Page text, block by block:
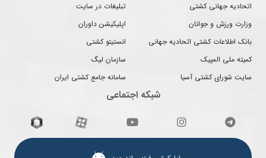
اتحادیه جهانی کشتی
وزارت ورزش و جوانان
بانک اطلاعات کشتی اتحادیه جهانی
کمیته ملی المپیک
سایت شورای کشتی آسیا
تبلیغات در سایت
اپلیکیشن داوران
انستیتو کشتی
سازمان لیگ
سامانه جامع کشتی ایران
شبکه اجتماعی